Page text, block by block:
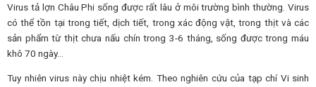
Virus tả lợn Châu Phi sống được rất lâu ở môi trường bình thường. Virus
có thể tồn tại trong tiết, dịch tiết, trong xác động vật, trong thịt và các
sản phẩm từ thịt chưa nấu chín trong 3-6 tháng, sống được trong máu
khô 70 ngày…
Tuy nhiên virus này chịu nhiệt kém. Theo nghiên cứu của tạp chí Vi sinh